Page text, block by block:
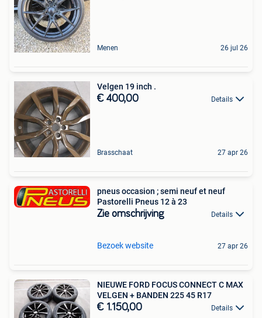
Menen 26 jul 26
Velgen 19 inch .
€ 400,00 Details
Brasschaat 27 apr 26
pneus occasion ; semi neuf et neuf
Pastorelli Pneus 12 à 23
Zie omschrijving Details
Bezoek website 27 apr 26
NIEUWE FORD FOCUS CONNECT C MAX
VELGEN + BANDEN 225 45 R17
€ 1.150,00 Details